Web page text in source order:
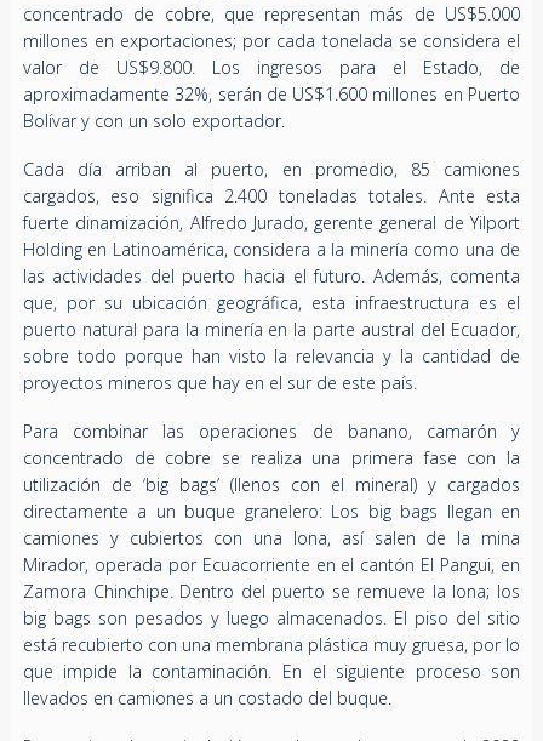
concentrado de cobre, que representan más de US$5.000
millones en exportaciones; por cada tonelada se considera el
valor de US$9.800. Los ingresos para el Estado, de
aproximadamente 32%, serán de US$1.600 millones en Puerto
Bolívar y con un solo exportador.
Cada día arriban al puerto, en promedio, 85 camiones
cargados, eso significa 2.400 toneladas totales. Ante esta
fuerte dinamización, Alfredo Jurado, gerente general de Yilport
Holding en Latinoamérica, considera a la minería como una de
las actividades del puerto hacia el futuro. Además, comenta
que, por su ubicación geográfica, esta infraestructura es el
puerto natural para la minería en la parte austral del Ecuador,
sobre todo porque han visto la relevancia y la cantidad de
proyectos mineros que hay en el sur de este país.
Para combinar las operaciones de banano, camarón y
concentrado de cobre se realiza una primera fase con la
utilización de ‘big bags’ (llenos con el mineral) y cargados
directamente a un buque granelero: Los big bags llegan en
camiones y cubiertos con una lona, así salen de la mina
Mirador, operada por Ecuacorriente en el cantón El Pangui, en
Zamora Chinchipe. Dentro del puerto se remueve la lona; los
big bags son pesados y luego almacenados. El piso del sitio
está recubierto con una membrana plástica muy gruesa, por lo
que impide la contaminación. En el siguiente proceso son
llevados en camiones a un costado del buque.